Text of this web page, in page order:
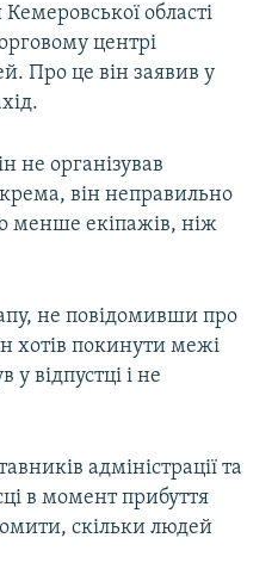
області
центрі
Про це він заявив у
не організував
він неправильно
менше екіпажів, ніж
не повідомивши про
хотів покинути межі
відпустці і не
адміністрації та
в момент прибуття
скільки людей